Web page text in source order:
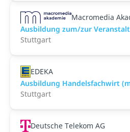
Macromedia
Ausbildung zum/zur
Stuttgart
EDEKA
Ausbildung Handelsfachwirt
Stuttgart
Deutsche Telekom AG